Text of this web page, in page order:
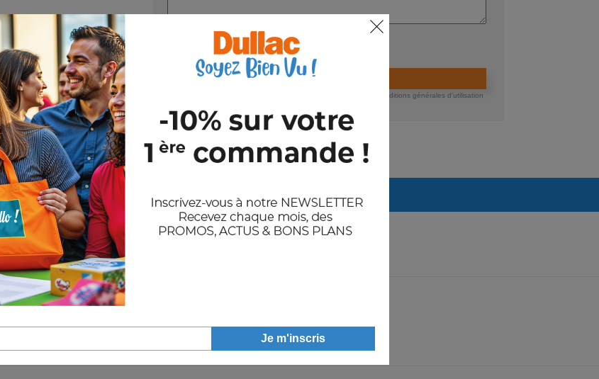
Joindre un ou plusieurs fichiers (max 200 Mo) :
Valider la demande de devis
En nous envoyant votre demande de devis, vous acceptez nos conditions générales d'utilisation
Stocks
13802